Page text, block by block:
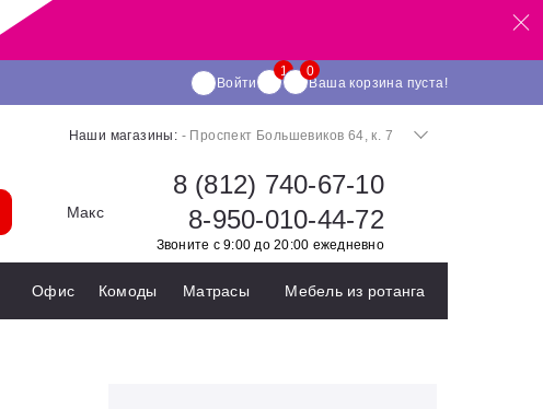
Войти Ваша корзина пуста!
Наши магазины: - Проспект Большевиков 64, к. 7
Макс
8 (812) 740-67-10
8-950-010-44-72
Звоните с 9:00 до 20:00 ежедневно
Офис Комоды Матрасы Мебель из ротанга